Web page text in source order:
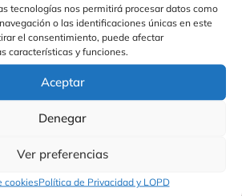
tecnologías nos permitirá procesar datos como
o las identificaciones únicas en este
el consentimiento, puede afectar
características y funciones.
Aceptar
Denegar
Ver preferencias
cookiesPolítica de Privacidad y LOPD